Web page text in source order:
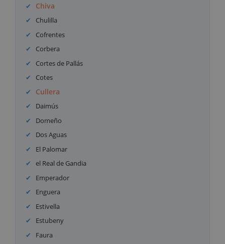
Chiva
Chulilla
Cofrentes
Corbera
Cortes de Pallás
Cotes
Cullera
Daimús
Domeño
Dos Aguas
El Palomar
el Real de Gandia
Emperador
Enguera
Estivella
Estubeny
Faura